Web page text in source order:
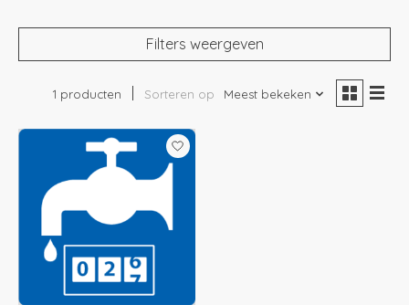
Filters weergeven
1 producten Sorteren op Meest bekeken